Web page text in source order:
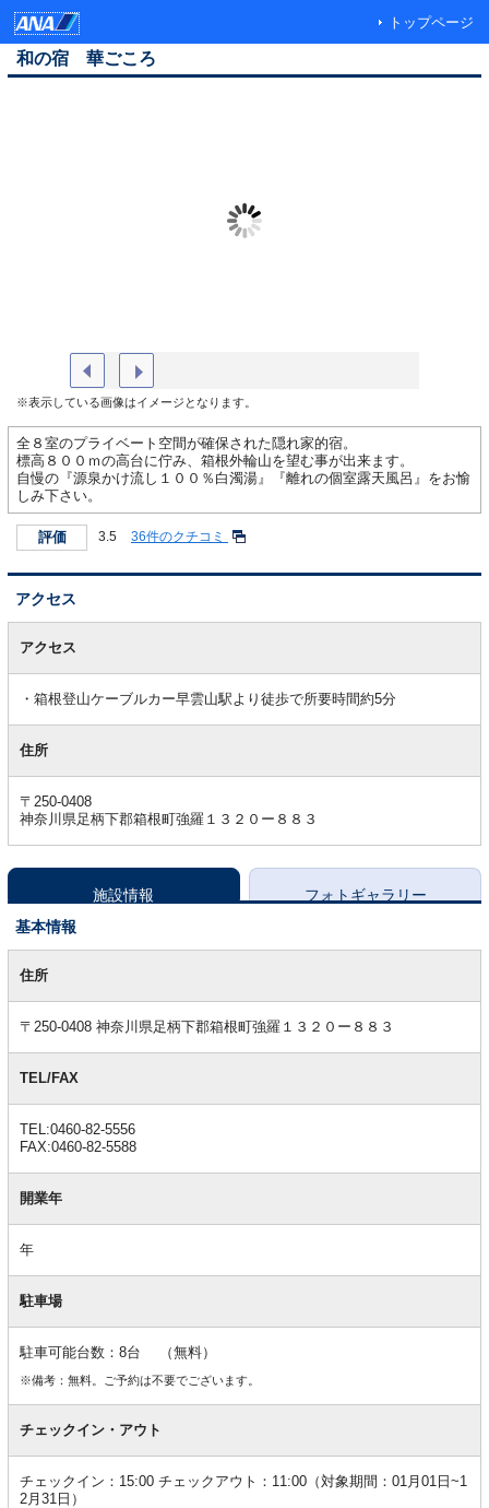
トップページ
和の宿 華ごころ
※表示している画像はイメージとなります。
全８室のプライベート空間が確保された隠れ家的宿。
標高８００ｍの高台に佇み、箱根外輪山を望む事が出来ます。
自慢の『源泉かけ流し１００％白濁湯』『離れの個室露天風呂』をお愉
しみ下さい。
評価 3.5 36件のクチコミ
アクセス
アクセス
箱根登山ケーブルカー早雲山駅より徒歩で所要時間約5分
住所
〒250-0408
神奈川県足柄下郡箱根町強羅１３２０ー８８３
施設情報
フォトギャラリー
基本情報
本住所
〒250-0408 神奈川県足柄下郡箱根町強羅１３２０ー８８３
TEL/FAX
TEL:0460-82-5556
FAX:0460-82-5588
開業年
年
駐車場
駐車可能台数：8台 （無料）
※備考：無料。ご予約は不要でございます。
チェックイン・アウト
チェックイン：15:00 チェックアウト：11:00（対象期間：01月01日~1
2月31日）